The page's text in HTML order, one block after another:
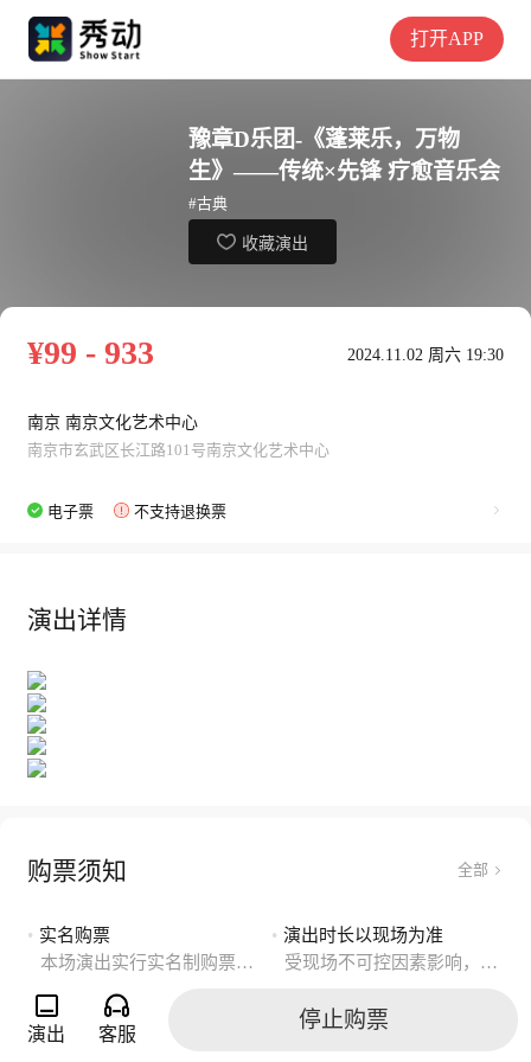
打开APP
豫章D乐团-《蓬莱乐，万物
生》——传统×先锋 疗愈音乐会
#古典
收藏演出
¥99 - 933 2024.11.02 周六 19:30
南京 南京文化艺术中心
南京市玄武区长江路101号南京文化艺术中心
电子票 不支持退换票
演出详情
购票须知 全部
• 实名购票
本场演出实行实名制购票观演政策，一证一票。
• 演出时长以现场为准
受现场不可控因素影响，实际演出时长以现场为准。
演出 客服
停止购票